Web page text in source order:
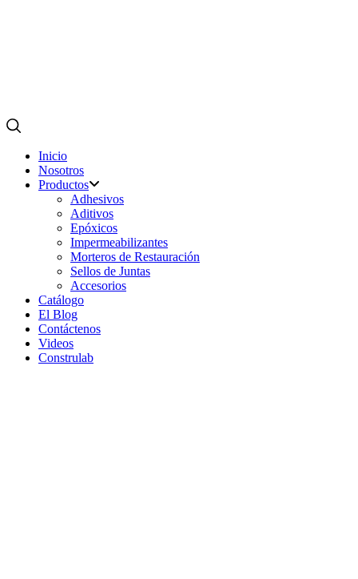
Inicio
Nosotros
Productos
Adhesivos
Aditivos
Epóxicos
Impermeabilizantes
Morteros de Restauración
Sellos de Juntas
Accesorios
Catálogo
El Blog
Contáctenos
Videos
Construlab